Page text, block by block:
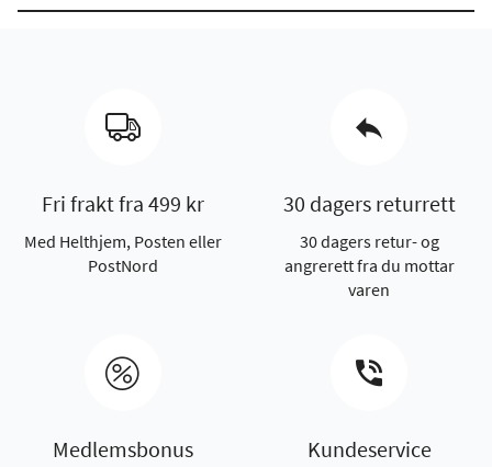
Fri frakt fra 499 kr
Med Helthjem, Posten eller
PostNord
30 dagers returrett
30 dagers retur- og
angrerett fra du mottar
varen
Medlemsbonus Kundeservice